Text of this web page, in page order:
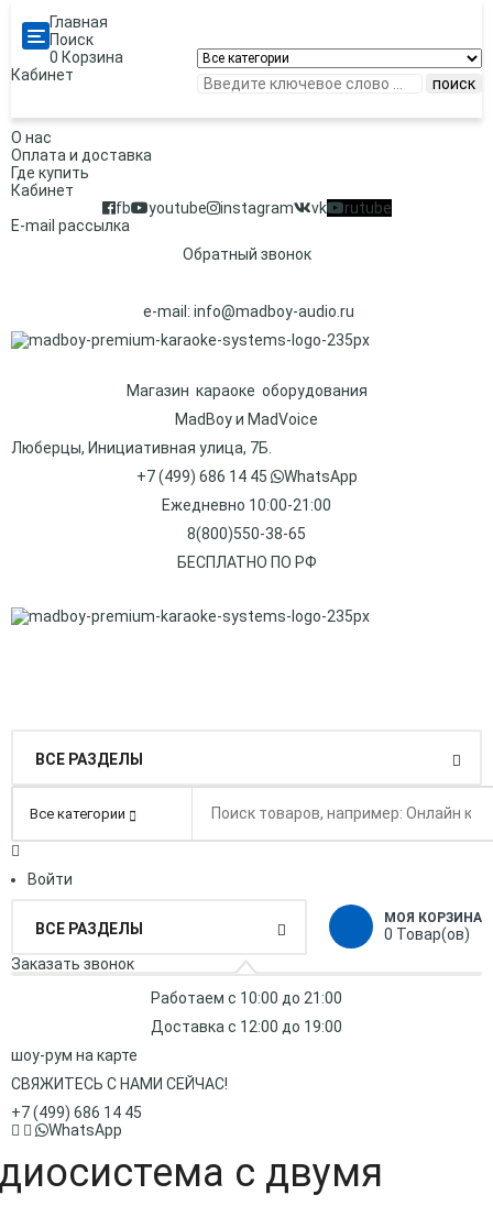
Categories
Главная
Поиск
поиск
0 Корзина
Кабинет
О нас
Оплата и доставка
Где купить
Кабинет
fb
youtube instagram vk
rutube
E-mail рассылка
Обратный звонок
e-mail: info@madboy-audio.ru
Магазин караоке оборудования
MadBoy и MadVoice
Люберцы, Инициативная улица, 7Б.
+7 (499) 686 14 45
WhatsApp
Ежедневно 10:00-21:00
8(800)550-38-65
БЕСПЛАТНО ПО РФ
ВСЕ РАЗДЕЛЫ
Войти
МОЯ КОРЗИНА
Товар(ов)
0
ВСЕ РАЗДЕЛЫ
Заказать звонок
Работаем с 10:00 до 21:00
Доставка с 12:00 до 19:00
шоу-рум на карте
СВЯЖИТЕСЬ С НАМИ СЕЙЧАС!
+7 (499) 686 14 45
WhatsApp
с двумя